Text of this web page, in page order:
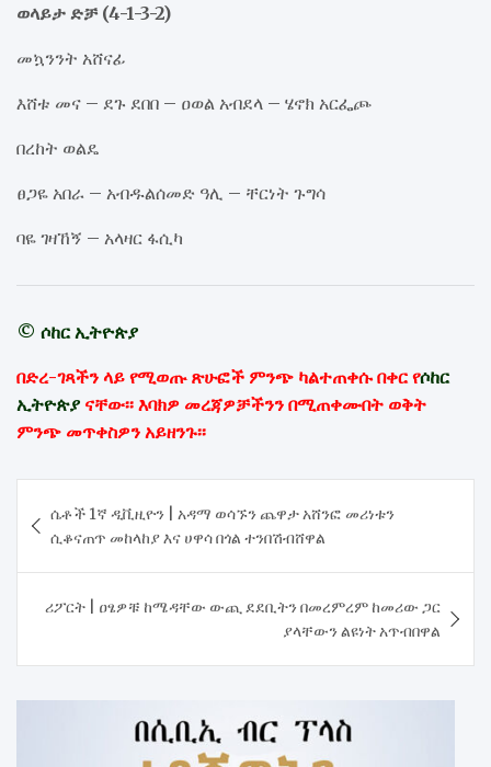
ወላይታ ድቻ (4-1-3-2)
መኳንንት አሸናፊ
እሸቱ መና – ደጉ ደበበ – ዐወል አብደላ – ሄኖክ አርፌጮ
በረከት ወልዴ
ፀጋዬ አበራ – አብዱልሰመድ ዓሊ – ቸርነት ጉግሳ
ባዬ ገዛኸኝ – አላዛር ፋሲካ
© ሶከር ኢትዮጵያ
በድረ-ገጻችን ላይ የሚወጡ ጽሁፎች ምንጭ ካልተጠቀሱ በቀር የሶከር
ኢትዮጵያ ናቸው፡፡ እባክዎ መረጃዎቻችንን በሚጠቀሙበት ወቅት
ምንጭ መጥቀስዎን አይዘንጉ፡፡
navigation
ሴቶች 1ኛ ዲቪዚዮን | አዳማ ወሳኙን ጨዋታ አሸንፎ መሪነቱን
ሲቆናጠጥ መከላከያ እና ሀዋሳ በጎል ተንበሽብሸዋል
ሪፖርት | ዐፄዎቹ ከሜዳቸው ውጪ ደደቢትን በመረምረም ከመሪው ጋር
ያላቸውን ልዩነት አጥብበዋል